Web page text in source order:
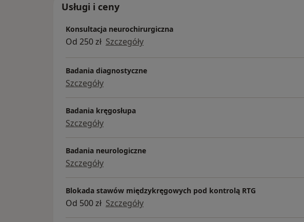
Usługi i ceny
Konsultacja neurochirurgiczna
Od 250 zł Szczegóły
Badania diagnostyczne
Szczegóły
Badania kręgosłupa
Szczegóły
Badania neurologiczne
Szczegóły
Blokada stawów międzykręgowych pod kontrolą RTG
Od 500 zł Szczegóły